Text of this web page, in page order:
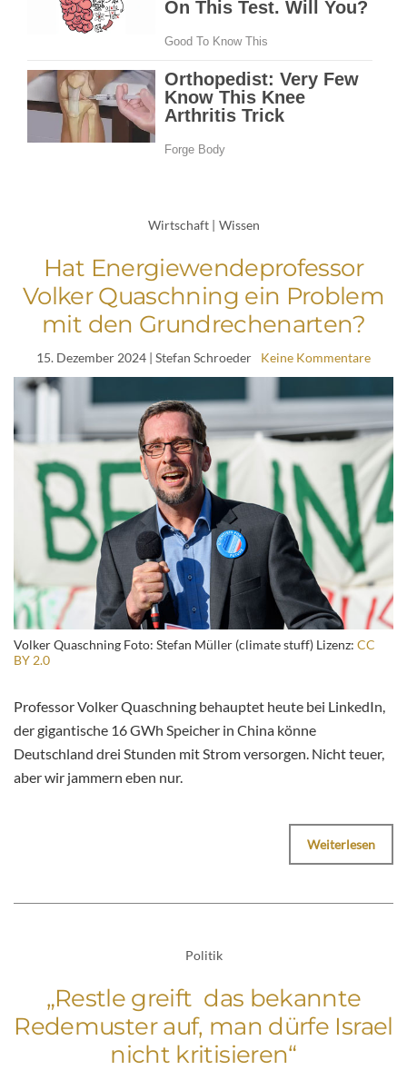
Wirtschaft Wissen
Hat Energiewendeprofessor
Volker Quaschning ein Problem
mit den Grundrechenarten?
15. Dezember 2024 | Stefan Schroeder Keine Kommentare
Volker Quaschning Foto: Stefan Müller (climate stuff) Lizenz: CC
BY 2.0
Professor Volker Quaschning behauptet heute bei LinkedIn,
der gigantische 16 GWh Speicher in China könne
Deutschland drei Stunden mit Strom versorgen. Nicht teuer,
aber wir jammern eben nur.
Weiterlesen
Politik
„Restle greift das bekannte
Redemuster auf, man dürfe Israel
nicht kritisieren“